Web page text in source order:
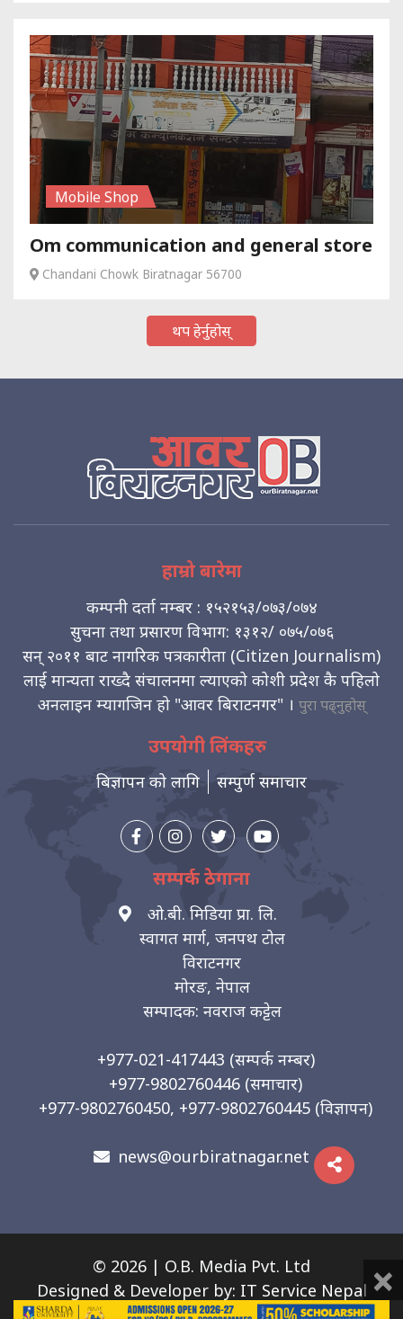
Mobile Shop
Om communication and general store
Chandani Chowk Biratnagar 56700
थप हेर्नुहोस्
हाम्रो बारेमा
कम्पनी दर्ता नम्बर : १५२१५३/०७३/०७४
सुचना तथा प्रसारण विभाग: १३१२/ ०७५/०७६
सन् २०११ बाट नागरिक पत्रकारीता (Citizen Journalism)
लाई मान्यता राख्दै संचालनमा ल्याएको कोशी प्रदेश कै पहिलो
अनलाइन म्यागजिन हो "आवर बिराटनगर" । पुरा पढ्नुहोस्
उपयोगी लिंकहरु
बिज्ञापन को लागि सम्पुर्ण समाचार
सम्पर्क ठेगाना
ओ.बी. मिडिया प्रा. लि.
स्वागत मार्ग, जनपथ टोल
विराटनगर
मोरङ, नेपाल
सम्पादक: नवराज कट्टेल
+977-021-417443 (सम्पर्क नम्बर)
+977-9802760446 (समाचार)
+977-9802760450, +977-9802760445 (विज्ञापन)
news@ourbiratnagar.net
© 2026 | O.B. Media Pvt. Ltd
Designed & Developer by: IT Service Nepal ×